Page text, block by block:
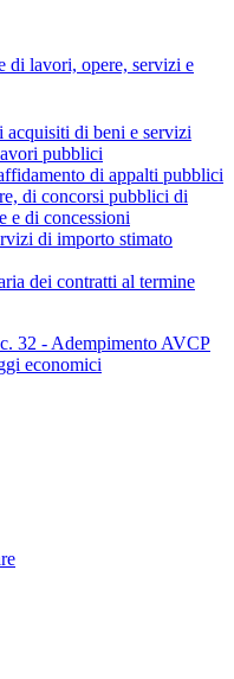
di lavori, opere, servizi e
acquisiti di beni e servizi
pubblici
di appalti pubblici
di concorsi pubblici di
e di concessioni
di importo stimato
dei contratti al termine
32 - Adempimento AVCP
economici